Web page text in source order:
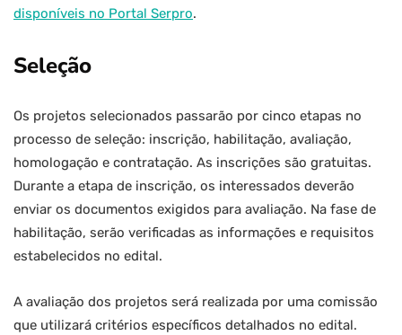
disponíveis no Portal Serpro.
Seleção
Os projetos selecionados passarão por cinco etapas no
processo de seleção: inscrição, habilitação, avaliação,
homologação e contratação. As inscrições são gratuitas.
Durante a etapa de inscrição, os interessados deverão
enviar os documentos exigidos para avaliação. Na fase de
habilitação, serão verificadas as informações e requisitos
estabelecidos no edital.
A avaliação dos projetos será realizada por uma comissão
que utilizará critérios específicos detalhados no edital.